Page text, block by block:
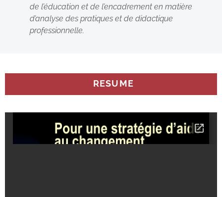
de l’éducation et de l’encadrement en matière
d’analyse des pratiques et de didactique
professionnelle.
RESUME